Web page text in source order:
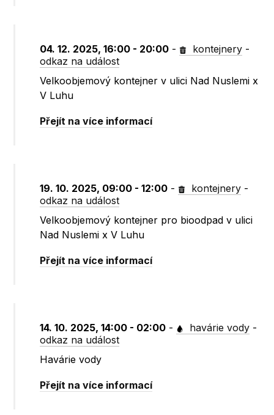
04. 12. 2025, 16:00 - 20:00 - kontejnery -
odkaz na událost
Velkoobjemový kontejner v ulici Nad Nuslemi x
V Luhu
Přejít na více informací
19. 10. 2025, 09:00 - 12:00 - kontejnery -
odkaz na událost
Velkoobjemový kontejner pro bioodpad v ulici
Nad Nuslemi x V Luhu
Přejít na více informací
14. 10. 2025, 14:00 - 02:00 - havárie vody -
odkaz na událost
Havárie vody
Přejít na více informací